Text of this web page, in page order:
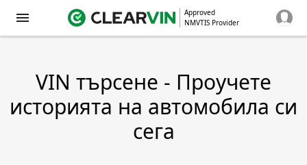
Approved
NMVTIS Provider
VIN търсене - Проучете
историята на автомобила си
сега